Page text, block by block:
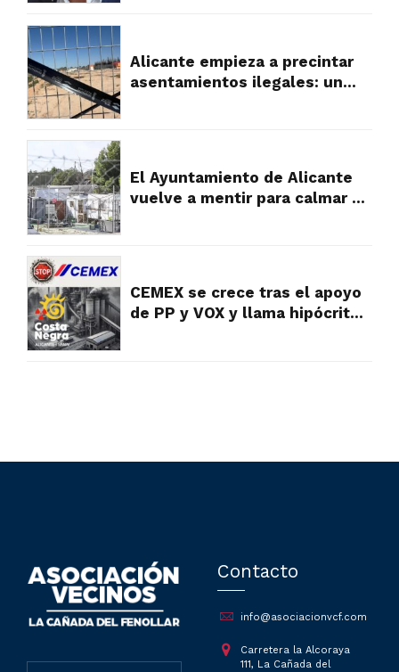
Alicante empieza a precintar
asentamientos ilegales: un
El Ayuntamiento de Alicante
vuelve a mentir para calmar a
CEMEX se crece tras el apoyo
de PP y VOX y llama hipócritas
Contacto
info@asociacionvcf.com
Carretera la Alcoraya
111, La Cañada del